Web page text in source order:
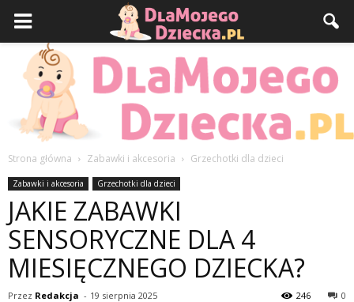
DlaMojegoDziecka.pl
Strona główna Zabawki i akcesoria Grzechotki dla dzieci
Zabawki i akcesoria Grzechotki dla dzieci
JAKIE ZABAWKI
SENSORYCZNE DLA 4
MIESIĘCZNEGO DZIECKA?
Przez Redakcja - 19 sierpnia 2025 0
246